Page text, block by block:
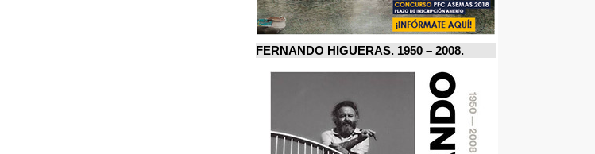
FERNANDO HIGUERAS. 1950 – 2008.